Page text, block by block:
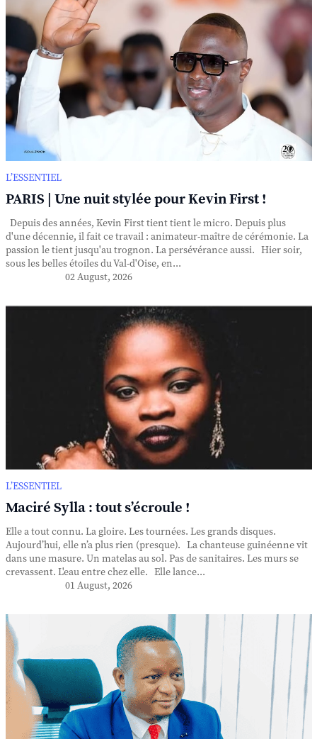
L’ESSENTIEL
PARIS | Une nuit stylée pour Kevin First !
Depuis des années, Kevin First tient tient le micro. Depuis plus
d'une décennie, il fait ce travail : animateur-maître de cérémonie. La
passion le tient jusqu'au trognon. La persévérance aussi. Hier soir,
sous les belles étoiles du Val-d'Oise, en...
02 August, 2026
L’ESSENTIEL
Maciré Sylla : tout s’écroule !
Elle a tout connu. La gloire. Les tournées. Les grands disques.
Aujourd’hui, elle n’a plus rien (presque). La chanteuse guinéenne vit
dans une masure. Un matelas au sol. Pas de sanitaires. Les murs se
crevassent. L'eau entre chez elle. Elle lance...
01 August, 2026